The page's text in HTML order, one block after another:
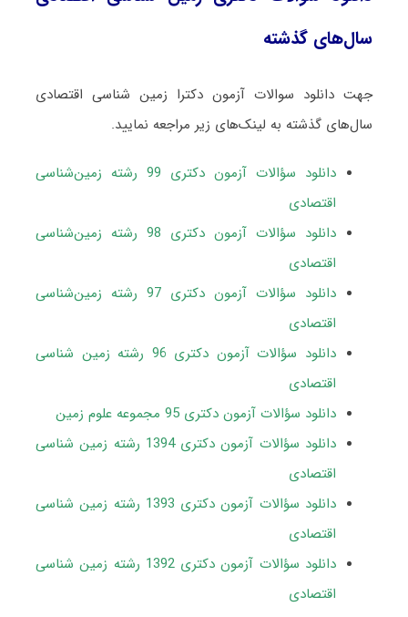
سال‌های گذشته
جهت دانلود سوالات آزمون دکترا زمین شناسی اقتصادی
سال‌های گذشته به لینک‌های زیر مراجعه نمایید.
دانلود سؤالات آزمون دکتری 99 رشته زمین‌شناسی
اقتصادی
دانلود سؤالات آزمون دکتری 98 رشته زمین‌شناسی
اقتصادی
دانلود سؤالات آزمون دکتری 97 رشته زمین‌شناسی
اقتصادی
دانلود سؤالات آزمون دکتری 96 رشته زمین شناسی
اقتصادی
دانلود سؤالات آزمون دکتری 95 مجموعه علوم زمین
دانلود سؤالات آزمون دکتری 1394 رشته زمین شناسی
اقتصادی
دانلود سؤالات آزمون دکتری 1393 رشته زمین شناسی
اقتصادی
دانلود سؤالات آزمون دکتری 1392 رشته زمین شناسی
اقتصادی